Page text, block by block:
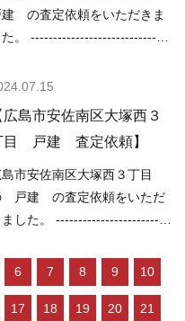
方によっては高く売却しやす
」状況といってよいと思い…
該当なし -----------------------
は、 ○住宅ローンが低金
件が少なく、物件を探してい
が多い などの状況ですの
、 「不動産売却のやり方によ
ては高く売却しやすい」状況
いってよいと思います…
建 の査定依頼をいただきま
）第一種低層住
13.30m （土砂災害）該当な
（洪水）該当なし （高潮）
当なし （内水）該当なし
波）該当なし -----------------
ついては、 ○住宅ローンが
利で不動産を買いやすい ○
物件が少なく、物件を探し
広島市安佐南区大塚西３
目 戸建 査定依頼】
島市安佐南区大塚西３丁目
戸建 の査定依頼をいただ
た。 -------------------------
（用途地域）第一種
地域 （道路）北西4.90m
砂災害）該当なし （洪水）
6 7 8 9 10
17 18 19 20 21